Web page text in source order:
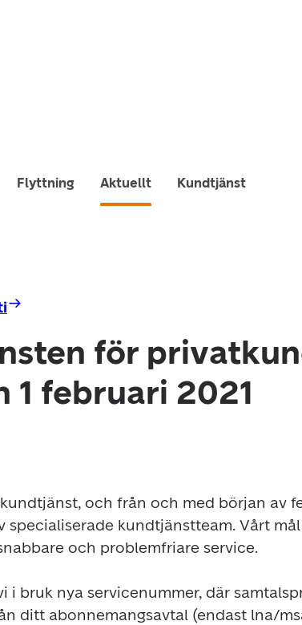
Flyttning Aktuellt Kundtjänst
för
1 februari 2021
och från och med början av
specialiserade kundtjänstteam. Vårt
och problemfriare service.
i bruk nya servicenummer, där
ditt abonnemangsavtal (endast lna/